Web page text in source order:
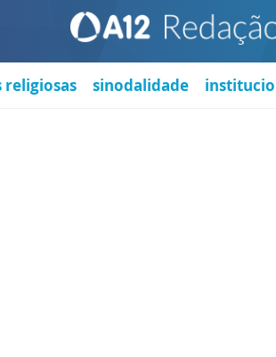
religiosas sinodalidade